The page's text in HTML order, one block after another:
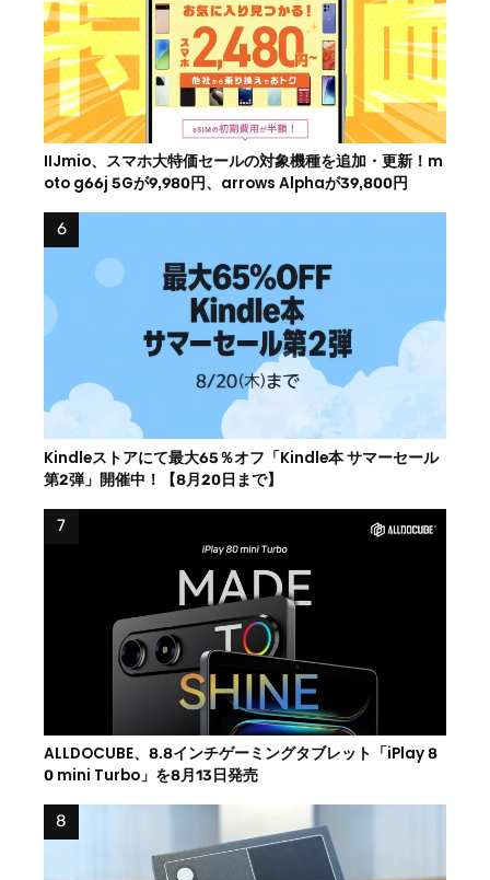
IIJmio、スマホ大特価セールの対象機種を追加・更新！m
oto g66j 5Gが9,980円、arrows Alphaが39,800円
Kindleストアにて最大65％オフ「Kindle本 サマーセール
第2弾」開催中！【8月20日まで】
ALLDOCUBE、8.8インチゲーミングタブレット「iPlay 8
0 mini Turbo」を8月13日発売